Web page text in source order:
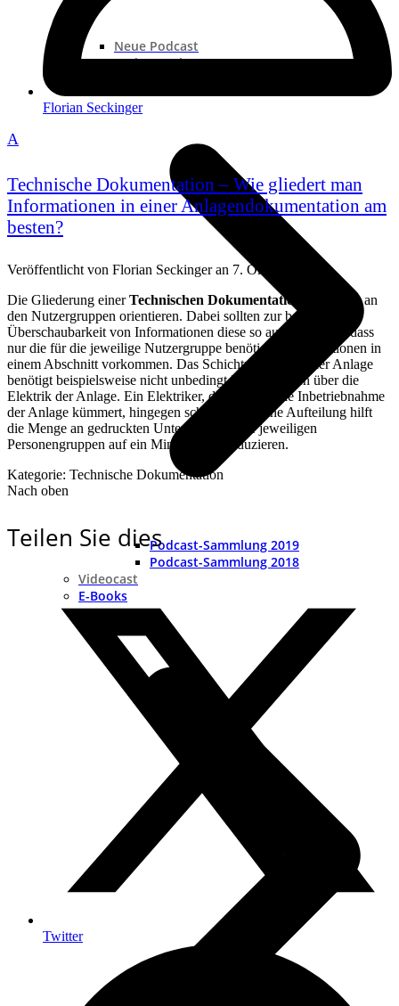
Neue Podcast
Podcast „Shorts“
Podcast-Sammlung 2019
Podcast-Sammlung 2018
Videocast
E-Books
Florian Seckinger
A
Technische Dokumentation – Wie gliedert man
Informationen in einer Anlagendokumentation am
besten?
Veröffentlicht von Florian Seckingeran 7. Oktober 2019
Die Gliederung einerTechnischen Dokumentation
sollte sich an
den Nutzergruppen orientieren. Dabei sollten zur besseren
Überschaubarkeit von Informationen diese so aufgeteilt sein, dass
nur die für die jeweilige Nutzergruppe benötigten Informationen in
einem Abschnitt vorkommen. Das Schichtpersonal an der Anlage
benötigt beispielsweise nicht unbedingt Informationen über die
Elektrik der Anlage. Ein Elektriker, der sich um die Inbetriebnahme
der Anlage kümmert, hingegen schon. Solch eine Aufteilung hilft
die Menge an gedruckten Unterlagen für die jeweiligen
Personengruppen auf ein Minimum zu reduzieren.
Kategorie: Technische Dokumentation
Nach oben
Teilen Sie dies
Twitter